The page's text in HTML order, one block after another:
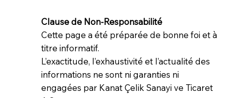
Clause de Non-Responsabilité
Cette page a été préparée de bonne foi et à
titre informatif.
L’exactitude, l’exhaustivité et l’actualité des
informations ne sont ni garanties ni
engagées par Kanat Çelik Sanayi ve Ticaret